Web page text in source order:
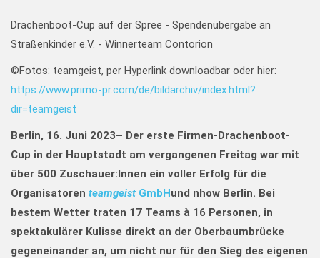
Drachenboot-Cup auf der Spree - Spendenübergabe an
Straßenkinder e.V. - Winnerteam Contorion
©Fotos: teamgeist, per Hyperlink downloadbar oder hier:
https://www.primo-pr.com/de/bildarchiv/index.html?
dir=teamgeist
Berlin, 16. Juni 2023– Der erste Firmen-Drachenboot-
Cup in der Hauptstadt am vergangenen Freitag war mit
über 500 Zuschauer:Innen ein voller Erfolg für die
Organisatoren teamgeist GmbHund nhow Berlin. Bei
bestem Wetter traten 17 Teams à 16 Personen, in
spektakulärer Kulisse direkt an der Oberbaumbrücke
gegeneinander an, um nicht nur für den Sieg des eigenen